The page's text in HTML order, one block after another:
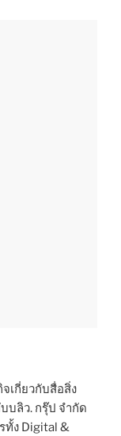
เกี่ยวกับสื่อสิ่ง
บลิว. กรุ๊ป จำกัด
ทั้ง Digital &